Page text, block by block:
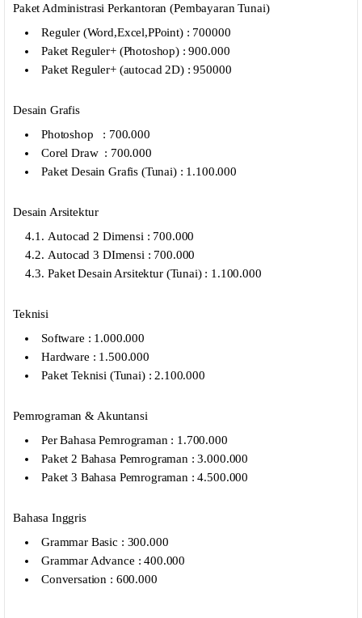
Paket Administrasi Perkantoran (Pembayaran Tunai)
Reguler (Word,Excel,PPoint) : 700000
Paket Reguler+ (Photoshop) : 900.000
Paket Reguler+ (autocad 2D) : 950000
Desain Grafis
Photoshop : 700.000
Corel Draw : 700.000
Paket Desain Grafis (Tunai) : 1.100.000
Desain Arsitektur
Autocad 2 Dimensi : 700.000
Autocad 3 DImensi : 700.000
Paket Desain Arsitektur (Tunai) : 1.100.000
Teknisi
Software : 1.000.000
Hardware : 1.500.000
Paket Teknisi (Tunai) : 2.100.000
Pemrograman & Akuntansi
Per Bahasa Pemrograman : 1.700.000
Paket 2 Bahasa Pemrograman : 3.000.000
Paket 3 Bahasa Pemrograman : 4.500.000
Bahasa Inggris
Grammar Basic : 300.000
Grammar Advance : 400.000
Conversation : 600.000